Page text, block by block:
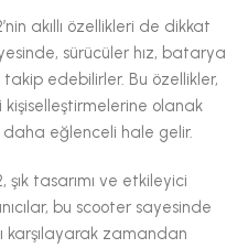
akıllı özellikleri de dikkat
sürücüler hız, batarya
edebilirler. Bu özellikler,
kişiselleştirmelerine olanak
daha eğlenceli hale gelir.
tasarımı ve etkileyici
bu scooter sayesinde
karşılayarak zamandan